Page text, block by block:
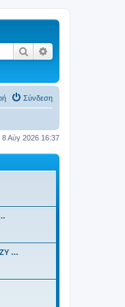
Αναζήτηση
Σύνδεση
8 Αύγ 2026 16:37
…